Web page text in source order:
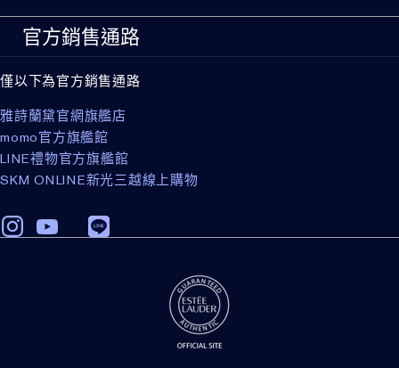
官方銷售通路
僅以下為官方銷售通路
雅詩蘭黛官網旗艦店
momo官方旗艦館
LINE禮物官方旗艦館
SKM ONLINE新光三越線上購物